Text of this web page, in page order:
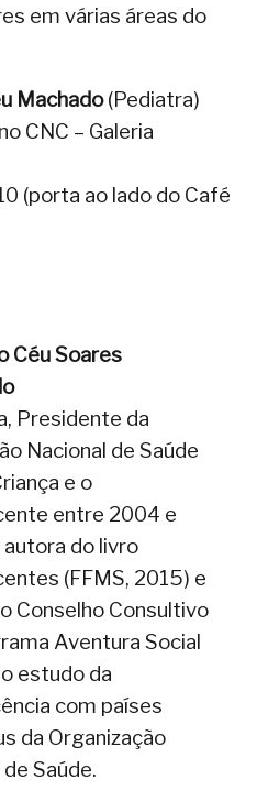
em várias áreas do
Machado(Pediatra)
no CNC – Galeria
(porta ao lado do Café
Céu Soares
Presidente da
Nacional de Saúde
e o
entre 2004 e
do livro
(FFMS, 2015) e
Conselho Consultivo
Aventura Social
estudo da
com países
da Organização
Saúde.